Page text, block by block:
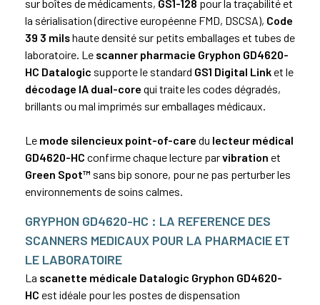
sur boîtes de médicaments, GS1-128 pour la traçabilité et
la sérialisation (directive européenne FMD, DSCSA), Code
39 3 milshaute densité sur petits emballages et tubes de
laboratoire. Le scanner pharmacie Gryphon GD4620-
HC Datalogic supporte le standard GS1 Digital Link et le
décodage IA dual-corequi traite les codes dégradés,
brillants ou mal imprimés sur emballages médicaux.
Le mode silencieux point-of-caredu lecteur médical
GD4620-HC confirme chaque lecture parvibration et
Green Spot™ sans bip sonore, pour ne pas perturber les
environnements de soins calmes.
GRYPHON GD4620-HC : LA REFERENCE DES
SCANNERS MEDICAUX POUR LA PHARMACIE ET
LE LABORATOIRE
La scanette médicale Datalogic Gryphon GD4620-
HC est idéale pour les postes de dispensation